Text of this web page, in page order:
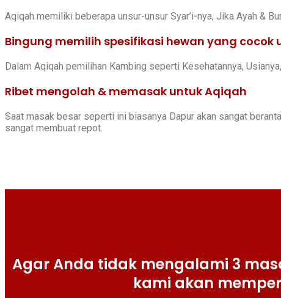
Aqiqah memiliki beberapa unsur-unsur Syar’i-nya, Jika Ayah &
Bingung memilih spesifikasi hewan yang cocok
Dalam Aqiqah pemilihan Kambing seperti Kesehatannya,
Ribet mengolah & memasak untuk Aqiqah
Saat masak besar seperti ini biasanya Dapur akan sangat
sangat membuat repot.
Agar Anda tidak mengalami 3
kami akan